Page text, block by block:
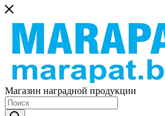
Магазин наградной продукции